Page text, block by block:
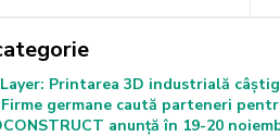
Printarea 3D industrială
germane caută parteneri
anunță în 19-20